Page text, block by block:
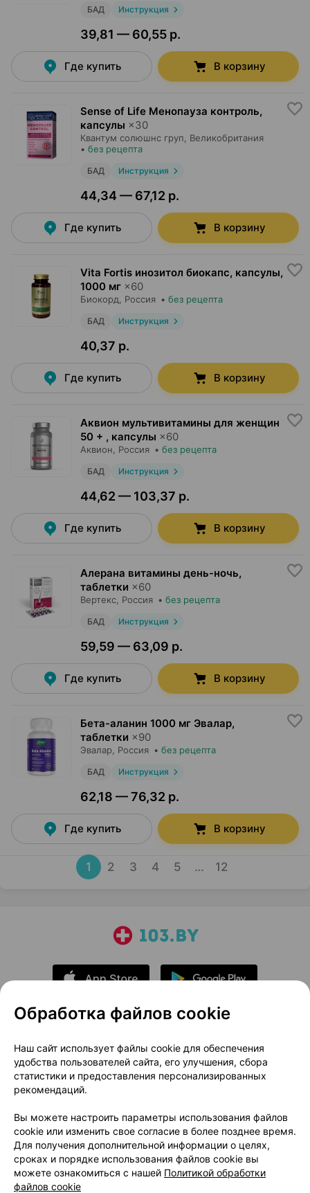
БАД Инструкция
39,81 — 60,55 р.
Где купить В корзину
Sense of Life Менопауза контроль,
капсулы ×30
Квантум солюшнс груп , Великобритания
• без рецепта
БАД Инструкция
44,34 — 67,12 р.
Где купить В корзину
Vita Fortis инозитол биокапс, капсулы,
1000 мг ×60
Биокорд , Россия • без рецепта
БАД Инструкция
40,37 р.
Где купить В корзину
Аквион мультивитамины для женщин
50 + , капсулы ×60
Аквион , Россия • без рецепта
БАД Инструкция
44,62 — 103,37 р.
Где купить В корзину
Алерана витамины день-ночь,
таблетки ×60
Вертекс , Россия • без рецепта
БАД Инструкция
59,59 — 63,09 р.
Где купить В корзину
Бета-аланин 1000 мг Эвалар,
таблетки ×90
Эвалар , Россия • без рецепта
БАД Инструкция
62,18 — 76,32 р.
Где купить В корзину
1 2 3 4 5 … 12
О проекте
Новости проекта
Размещение рекламы
Медицинский маркетинг
Публичный договор
Доставка
Способы оплаты
Вакансии
Партнеры
Написать руководителю 103.by
Написать в поддержку
Персональные настройки Cookie
Обработка файлов cookie
Наш сайт использует файлы cookie для обеспечения
удобства пользователей сайта, его улучшения, сбора
статистики и предоставления персонализированных
рекомендаций.
Вы можете настроить параметры использования файлов
cookie или изменить свое согласие в более позднее время.
Для получения дополнительной информации о целях,
сроках и порядке использования файлов cookie вы
можете ознакомиться с нашей Политикой обработки
файлов cookie